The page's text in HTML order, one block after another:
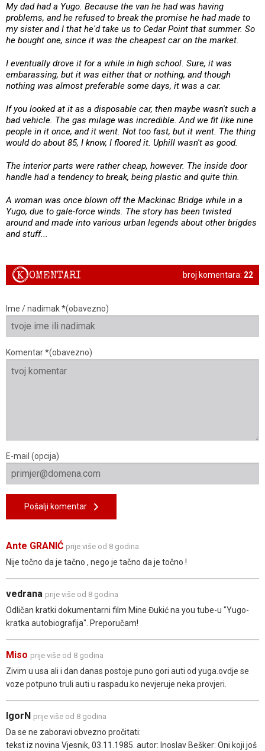
My dad had a Yugo. Because the van he had was having
problems, and he refused to break the promise he had made to
my sister and I that he'd take us to Cedar Point that summer. So
he bought one, since it was the cheapest car on the market.
I eventually drove it for a while in high school. Sure, it was
embarassing, but it was either that or nothing, and though
nothing was almost preferable some days, it was a car.
If you looked at it as a disposable car, then maybe wasn't such a
bad vehicle. The gas milage was incredible. And we fit like nine
people in it once, and it went. Not too fast, but it went. The thing
would do about 85, I know, I floored it. Uphill wasn't as good.
The interior parts were rather cheap, however. The inside door
handle had a tendency to break, being plastic and quite thin.
A woman was once blown off the Mackinac Bridge while in a
Yugo, due to gale-force winds. The story has been twisted
around and made into various urban legends about other brigdes
and stuff...
broj komentara: 22
KOMENTARI
Ime / nadimak *(obavezno)
Komentar *(obavezno)
E-mail (opcija)
Pošalji komentar
Ante GRANIĆ prije više od 8 godina
Nije točno da je tačno , nego je tačno da je točno !
vedrana prije više od 8 godina
Odličan kratki dokumentarni film Mine Đukić na you tube-u "Yugo-
kratka autobiografija". Preporučam!
Miso prije više od 8 godina
Zivim u usa ali i dan danas postoje puno gori auti od yuga.ovdje se
voze potpuno truli auti u raspadu.ko nevjeruje neka provjeri.
IgorN prije više od 8 godina
Da se ne zaboravi obvezno pročitati:
tekst iz novina Vjesnik, 03.11.1985. autor: Inoslav Bešker: Oni koji još